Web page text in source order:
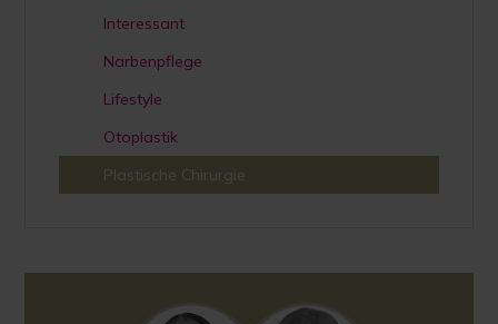
Interessant
Narbenpflege
Lifestyle
Otoplastik
Plastische Chirurgie